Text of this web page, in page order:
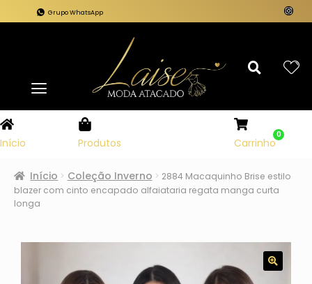
Grupo WhatsApp
Início Produtos Carrinho
0
Início Coleção Inverno
2884 Macaquinho Brise estilo
blazer com cinto encapado alfaiataria regata manga curta
longa